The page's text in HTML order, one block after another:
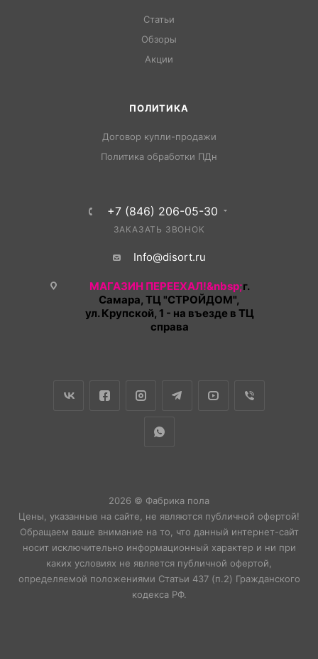
Статьи
Обзоры
Акции
ПОЛИТИКА
Договор купли-продажи
Политика обработки ПДн
+7 (846) 206-05-30
ЗАКАЗАТЬ ЗВОНОК
Info@disort.ru
МАГАЗИН ПЕРЕЕХАЛ!&nbsp;г.
Самара, ТЦ "СТРОЙДОМ",
ул. Крупской, 1 - на въезде в ТЦ
справа
2026 © Фабрика пола
Цены, указанные на сайте, не являются публичной офертой!
Обращаем ваше внимание на то, что данный интернет-сайт
носит исключительно информационный характер и ни при
каких условиях не является публичной офертой,
определяемой положениями Статьи 437 (п.2) Гражданского
кодекса РФ.